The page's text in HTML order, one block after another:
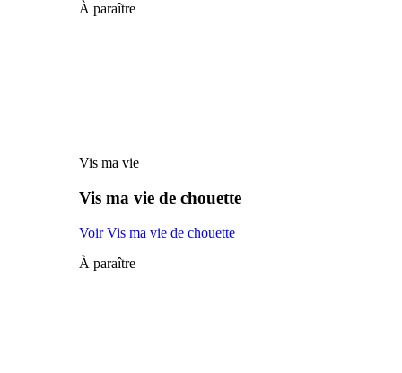
À paraître
Vis ma vie
Vis ma vie de chouette
Voir Vis ma vie de chouette
À paraître